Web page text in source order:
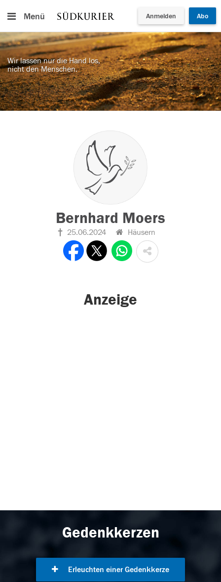
Menü Anmelden Abo
Wir lassen nur die Hand los,
nicht den Menschen.
Bernhard Moers
25.06.2024 Häusern
Anzeige
Gedenkkerzen
Erleuchten einer Gedenkkerze